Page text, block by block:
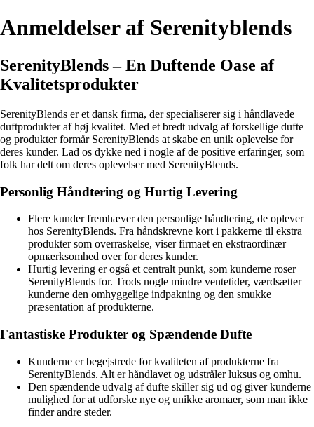
Anmeldelser af Serenityblends
SerenityBlends – En Duftende Oase af
Kvalitetsprodukter
SerenityBlends er et dansk firma, der specialiserer sig i håndlavede
duftprodukter af høj kvalitet. Med et bredt udvalg af forskellige dufte
og produkter formår SerenityBlends at skabe en unik oplevelse for
deres kunder. Lad os dykke ned i nogle af de positive erfaringer, som
folk har delt om deres oplevelser med SerenityBlends.
Personlig Håndtering og Hurtig Levering
Flere kunder fremhæver den personlige håndtering, de oplever
hos SerenityBlends. Fra håndskrevne kort i pakkerne til ekstra
produkter som overraskelse, viser firmaet en ekstraordinær
opmærksomhed over for deres kunder.
Hurtig levering er også et centralt punkt, som kunderne roser
SerenityBlends for. Trods nogle mindre ventetider, værdsætter
kunderne den omhyggelige indpakning og den smukke
præsentation af produkterne.
Fantastiske Produkter og Spændende Dufte
Kunderne er begejstrede for kvaliteten af produkterne fra
SerenityBlends. Alt er håndlavet og udstråler luksus og omhu.
Den spændende udvalg af dufte skiller sig ud og giver kunderne
mulighed for at udforske nye og unikke aromaer, som man ikke
finder andre steder.